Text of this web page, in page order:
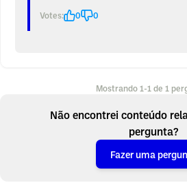
Votes:
0 0
Mostrando 1-1 de 1
Não encontrei conteúdo
pergunta?
Fazer uma